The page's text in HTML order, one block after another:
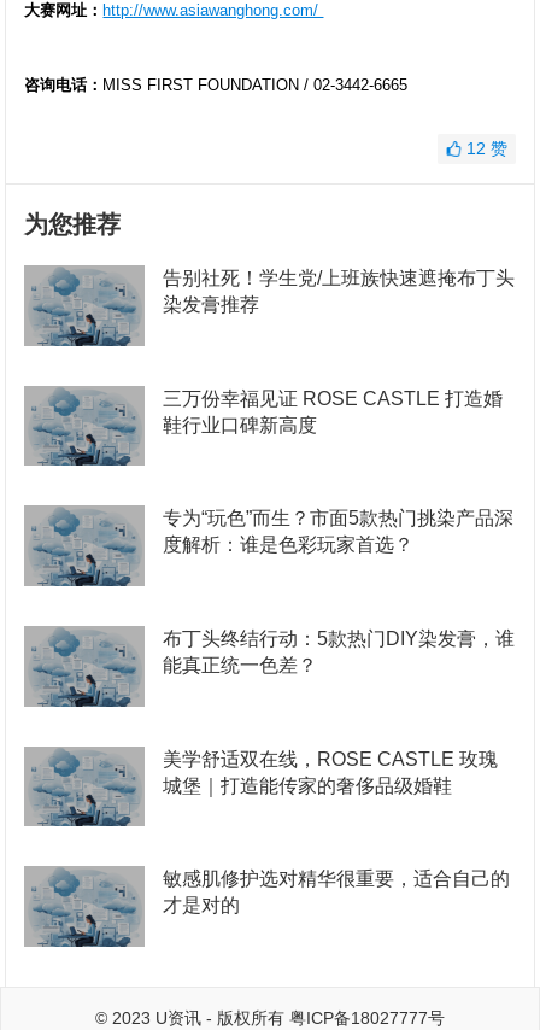
大赛网址： http://www.asiawanghong.com/
咨询电话： MISS FIRST FOUNDATION / 02-3442-6665
12 赞
为您推荐
告别社死！学生党/上班族快速遮掩布丁头
染发膏推荐
三万份幸福见证 ROSE CASTLE 打造婚
鞋行业口碑新高度
专为“玩色”而生？市面5款热门挑染产品深
度解析：谁是色彩玩家首选？
布丁头终结行动：5款热门DIY染发膏，谁
能真正统一色差？
美学舒适双在线，ROSE CASTLE 玫瑰
城堡｜打造能传家的奢侈品级婚鞋
敏感肌修护选对精华很重要，适合自己的
才是对的
© 2023 U资讯 - 版权所有 粤ICP备18027777号